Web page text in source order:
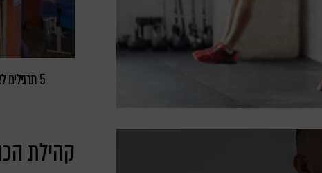
5 תרגילים לאימון יד אחורית מאסיבית ושרירית
קהילת